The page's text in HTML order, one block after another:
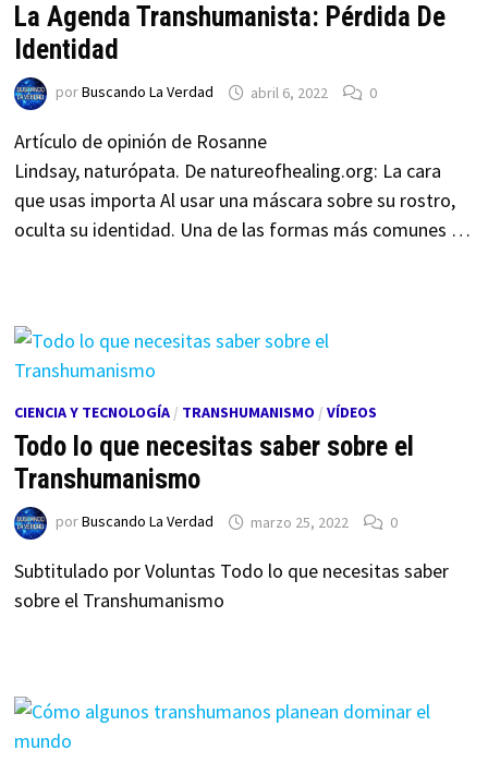
La Agenda Transhumanista: Pérdida De
Identidad
porBuscando La Verdad abril 6, 2022 0
Artículo de opinión de Rosanne
Lindsay, naturópata. De natureofhealing.org: La cara
que usas importa Al usar una máscara sobre su rostro,
oculta su identidad. Una de las formas más comunes …
CIENCIA Y TECNOLOGÍA/ TRANSHUMANISMO / VÍDEOS
Todo lo que necesitas saber sobre el
Transhumanismo
porBuscando La Verdad marzo 25, 2022 0
Subtitulado por Voluntas Todo lo que necesitas saber
sobre el Transhumanismo